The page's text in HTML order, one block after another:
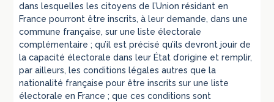
dans lesquelles les citoyens de l’Union résidant en
France pourront être inscrits, à leur demande, dans une
commune française, sur une liste électorale
complémentaire ; qu’il est précisé qu’ils devront jouir de
la capacité électorale dans leur État d’origine et remplir,
par ailleurs, les conditions légales autres que la
nationalité française pour être inscrits sur une liste
électorale en France ; que ces conditions sont